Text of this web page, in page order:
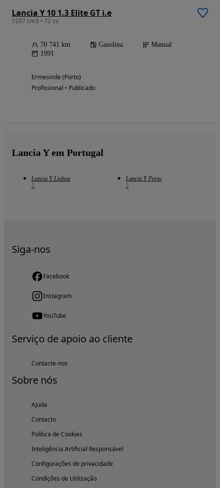
Lancia Y 10 1.3 Elite GT i.e
1297 cm3 • 72 cv
70 741 km Gasolina
Manual
1991
Ermesinde (Porto)
Profissional • Publicado
Lancia Y em Portugal
Lancia Y Lisboa
2
Lancia Y Porto
2
Siga-nos
Facebook
Instagram
YouTube
Serviço de apoio ao cliente
Contacte-nos
Sobre nós
Ajuda
Contacto
Política de Cookies
Inteligência Artificial Responsável
Configurações de privacidade
Condições de Utilização